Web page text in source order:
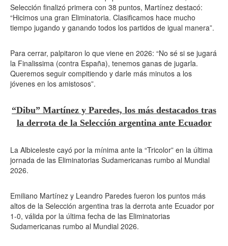
Selección finalizó primera con 38 puntos, Martínez destacó:
“Hicimos una gran Eliminatoria. Clasificamos hace mucho
tiempo jugando y ganando todos los partidos de igual manera”.
Para cerrar, palpitaron lo que viene en 2026: “No sé si se jugará
la Finalissima (contra España), tenemos ganas de jugarla.
Queremos seguir compitiendo y darle más minutos a los
jóvenes en los amistosos”.
“Dibu” Martínez y Paredes, los más destacados tras
la derrota de la Selección argentina ante Ecuador
La Albiceleste cayó por la mínima ante la “Tricolor” en la última
jornada de las Eliminatorias Sudamericanas rumbo al Mundial
2026.
Emiliano Martínez y Leandro Paredes fueron los puntos más
altos de la Selección argentina tras la derrota ante Ecuador por
1-0, válida por la última fecha de las Eliminatorias
Sudamericanas rumbo al Mundial 2026.